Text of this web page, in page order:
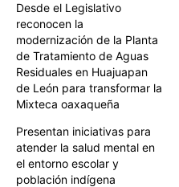
Desde el Legislativo
reconocen la
modernización de la Planta
de Tratamiento de Aguas
Residuales en Huajuapan
de León para transformar la
Mixteca oaxaqueña
Presentan iniciativas para
atender la salud mental en
el entorno escolar y
población indígena